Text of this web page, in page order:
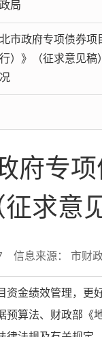
局
北市政府专项债券
行）》（征求意见
府专
征求
信息来源： 市财
资金绩效管理，更
预算法、财政部《